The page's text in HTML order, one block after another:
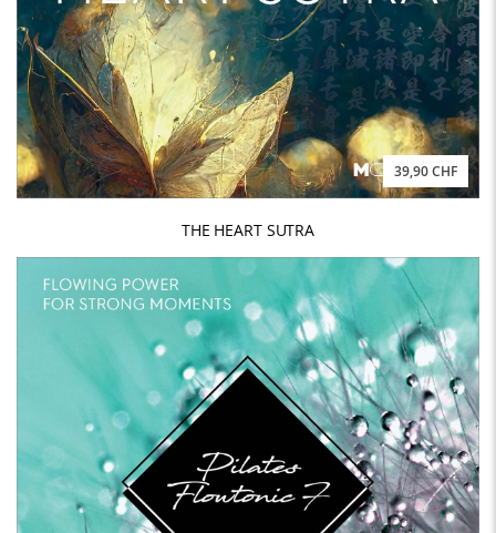
39,90 CHF
THE HEART SUTRA